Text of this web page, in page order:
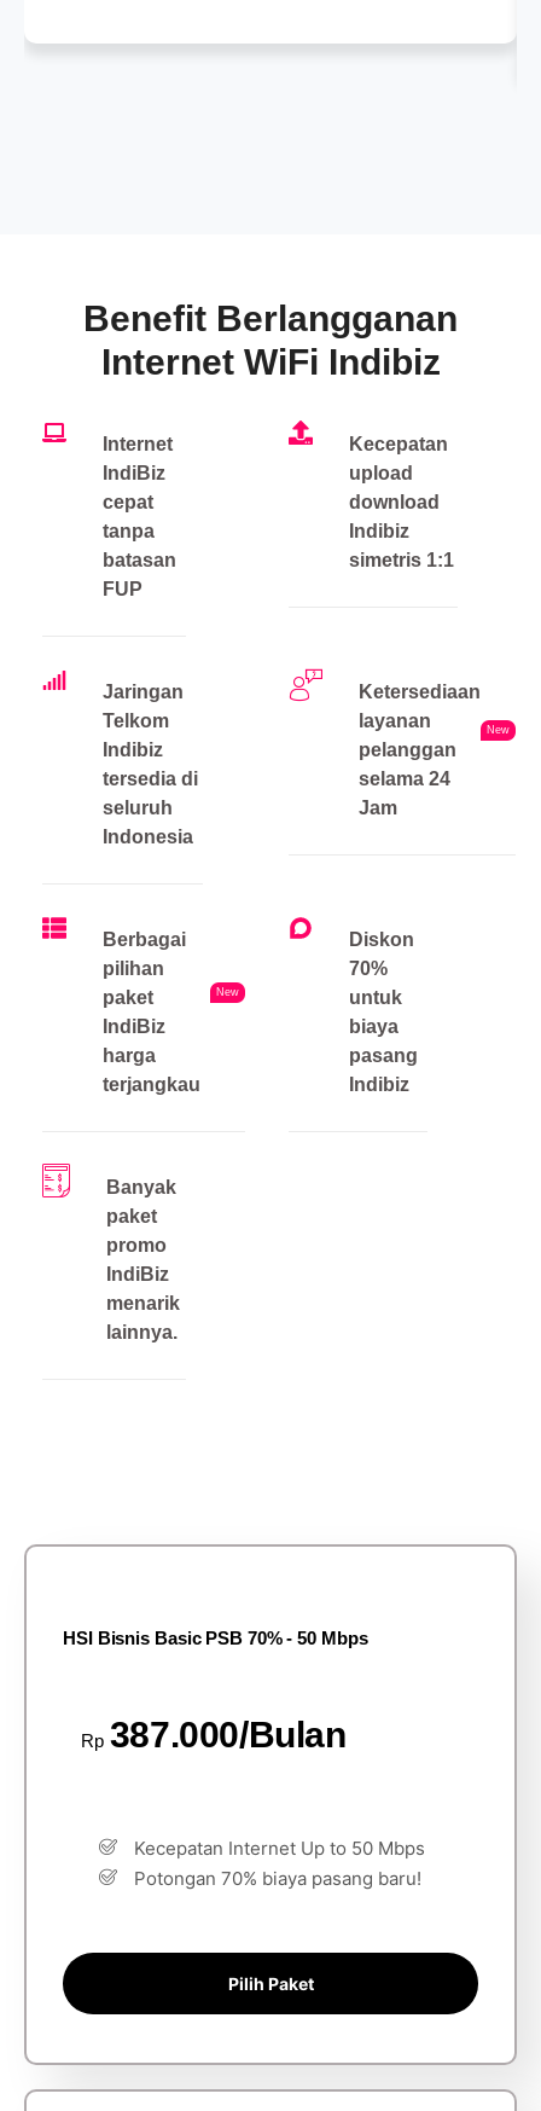
Benefit Berlangganan
Internet WiFi Indibiz
Internet
IndiBiz
cepat
tanpa
batasan
FUP
Kecepatan
upload
download
Indibiz
simetris 1:1
Jaringan
Telkom
Indibiz
tersedia di
seluruh
Indonesia
Ketersediaan
layanan
pelanggan
selama 24
Jam
New
Berbagai
pilihan
paket
IndiBiz
harga
terjangkau
New
Diskon
70%
untuk
biaya
pasang
Indibiz
Banyak
paket
promo
IndiBiz
menarik
lainnya.
HSI Bisnis Basic PSB 70% - 50 Mbps
Rp 387.000/Bulan
Kecepatan Internet Up to 50 Mbps
Potongan 70% biaya pasang baru!
Pilih Paket